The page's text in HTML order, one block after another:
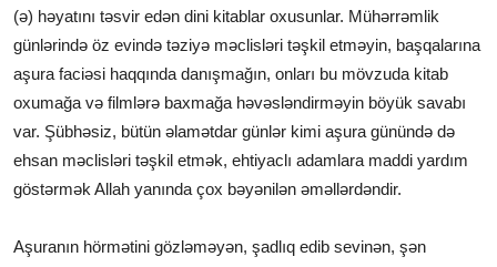
(ə) həyatını təsvir edən dini kitablar oxusunlar. Mühərrəmlik
günlərində öz evində təziyə məclisləri təşkil etməyin, başqalarına
aşura faciəsi haqqında danışmağın, onları bu mövzuda kitab
oxumağa və filmlərə baxmağa həvəsləndirməyin böyük savabı
var. Şübhəsiz, bütün əlamətdar günlər kimi aşura günündə də
ehsan məclisləri təşkil etmək, ehtiyaclı adamlara maddi yardım
göstərmək Allah yanında çox bəyənilən əməllərdəndir.
Aşuranın hörmətini gözləməyən, şadlıq edib sevinən, şən